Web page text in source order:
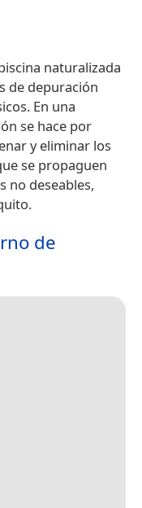
naturalizada
de depuración
En una
se hace por
y eliminar los
se propaguen
no deseables,
de